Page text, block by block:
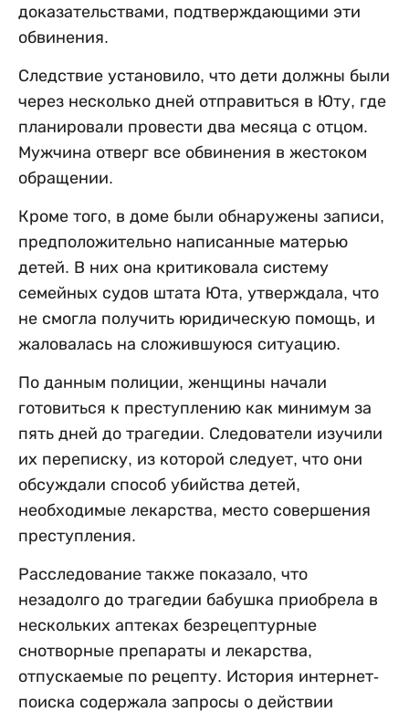
доказательствами, подтверждающими эти
обвинения.
Следствие установило, что дети должны были
через несколько дней отправиться в Юту, где
планировали провести два месяца с отцом.
Мужчина отверг все обвинения в жестоком
обращении.
Кроме того, в доме были обнаружены записи,
предположительно написанные матерью
детей. В них она критиковала систему
семейных судов штата Юта, утверждала, что
не смогла получить юридическую помощь, и
жаловалась на сложившуюся ситуацию.
По данным полиции, женщины начали
готовиться к преступлению как минимум за
пять дней до трагедии. Следователи изучили
их переписку, из которой следует, что они
обсуждали способ убийства детей,
необходимые лекарства, место совершения
преступления.
Расследование также показало, что
незадолго до трагедии бабушка приобрела в
нескольких аптеках безрецептурные
снотворные препараты и лекарства,
отпускаемые по рецепту. История интернет-
поиска содержала запросы о действии